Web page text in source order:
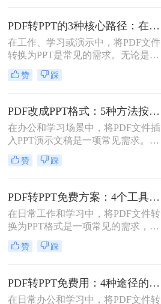
式，以便进行编辑、修改或展示。那
么pdf怎么转ppt呢？本文将介绍三种
将PDF转换为PPT的方法：使用专业
的PDF转PPT软件、利用在线转换工
具，以及手动复制粘贴内容。
PDF转PPT的3种核心路径：在线、软件和PPT自带的适用范围！
在工作、学习或演示中，将PDF文件
转换为PPT是常见的需求。无论是整
合报告、课件，还是优化文档展示，
都需要一种高效且保留原格式的方
是几种常用方法的详细解析，帮助你
快速上手。
赞 踩
PDF改成PPT格式：5种方法按页面复杂度选择！
在办公和学习场景中，将PDF文件插
入PPT演示文稿是一项常见需求。无
论是展示报告、图表，还是分享文档
内容，合理选择插入方法能显著提升
改成PPT呢？以下是五种常用方法的
详细说明，帮助您根据需求高效完成
文档整合。
赞 踩
PDF转PPT免费方案：4个工具的文件限制和输出质量对比！
在日常工作和学习中，将PDF文件转
换为PPT格式是一项常见的需求，以
便更好地进行演示和分享。虽然市面
上有许多专业的转换软件和服务，但
费。那么pdf如何免费转换ppt呢？以
下将介绍四种免费将PDF转换为PPT
赞 踩
PDF转PPT免费用：4种途径的转换精度和排版保留能力对比！
在日常办公和学习中，将PDF文件转